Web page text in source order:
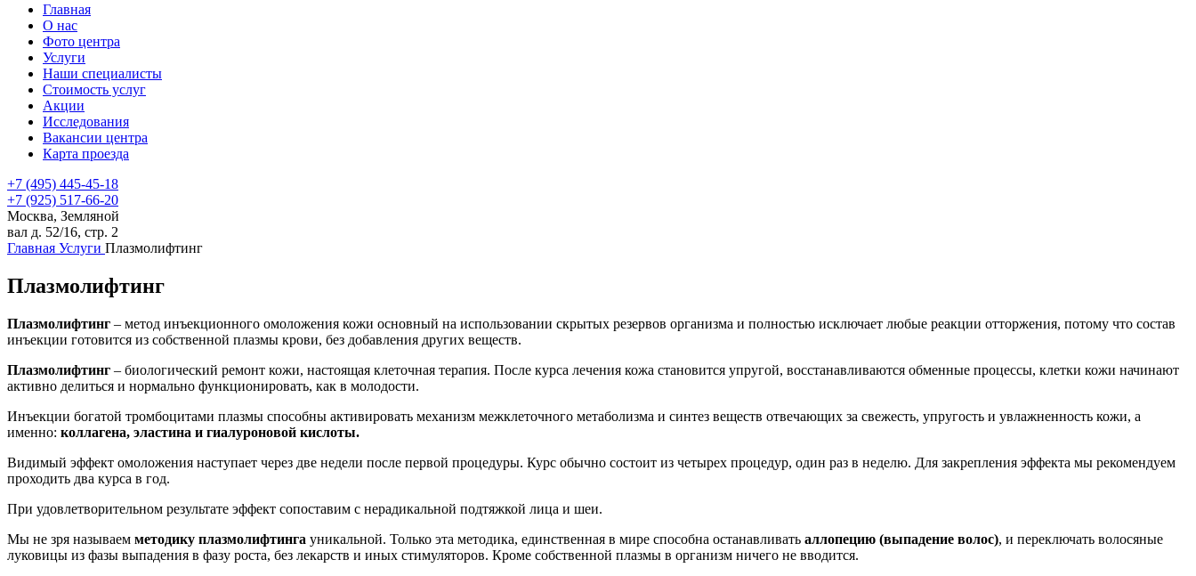
Главная
О нас
Фото центра
Услуги
Наши специалисты
Стоимость услуг
Акции
Исследования
Вакансии центра
Карта проезда
+7 (495) 445-45-18
+7 (925) 517-66-20
Москва, Земляной
вал д. 52/16, стр. 2
Главная Услуги Плазмолифтинг
Плазмолифтинг
Плазмолифтинг – метод инъекционного омоложения кожи основный на использовании скрытых резервов организма и полностью исключает любые реакции отторжения, потому что состав
инъекции готовится из собственной плазмы крови, без добавления других веществ.
Плазмолифтинг – биологический ремонт кожи, настоящая клеточная терапия. После курса лечения кожа становится упругой, восстанавливаются обменные процессы, клетки кожи начинают
активно делиться и нормально функционировать, как в молодости.
Инъекции богатой тромбоцитами плазмы способны активировать механизм межклеточного метаболизма и синтез веществ отвечающих за свежесть, упругость и увлажненность кожи, а
именно: коллагена, эластина и гиалуроновой кислоты.
Видимый эффект омоложения наступает через две недели после первой процедуры. Курс обычно состоит из четырех процедур, один раз в неделю. Для закрепления эффекта мы рекомендуем
проходить два курса в год.
При удовлетворительном результате эффект сопоставим с нерадикальной подтяжкой лица и шеи.
Мы не зря называем методику плазмолифтинга уникальной. Только эта методика, единственная в мире способна останавливать аллопецию (выпадение волос), и переключать волосяные
луковицы из фазы выпадения в фазу роста, без лекарств и иных стимуляторов. Кроме собственной плазмы в организм ничего не вводится.